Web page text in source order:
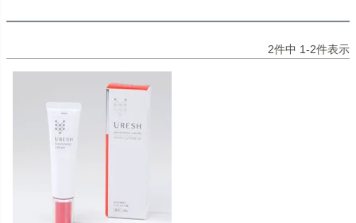
2件中 1-2件表示